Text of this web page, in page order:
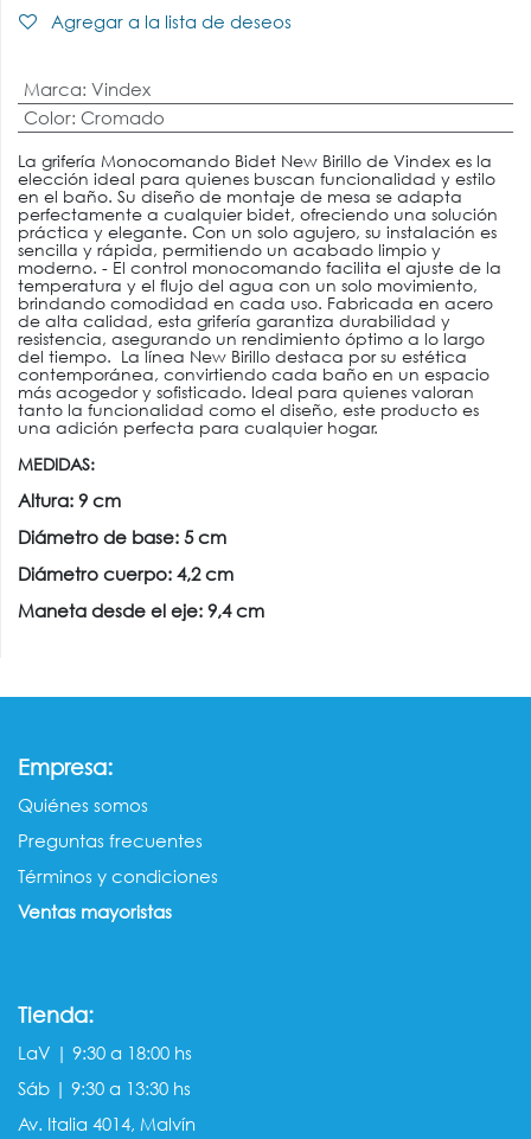
Agregar a la lista de deseos
Marca: Vindex
Color: Cromado
La grifería Monocomando Bidet New Birillo de Vindex es la
elección ideal para quienes buscan funcionalidad y estilo
en el baño. Su diseño de montaje de mesa se adapta
perfectamente a cualquier bidet, ofreciendo una solución
práctica y elegante. Con un solo agujero, su instalación es
sencilla y rápida, permitiendo un acabado limpio y
moderno. - El control monocomando facilita el ajuste de la
temperatura y el flujo del agua con un solo movimiento,
brindando comodidad en cada uso. Fabricada en acero
de alta calidad, esta grifería garantiza durabilidad y
resistencia, asegurando un rendimiento óptimo a lo largo
del tiempo. La línea New Birillo destaca por su estética
contemporánea, convirtiendo cada baño en un espacio
más acogedor y sofisticado. Ideal para quienes valoran
tanto la funcionalidad como el diseño, este producto es
una adición perfecta para cualquier hogar.
MEDIDAS:
Altura: 9 cm
Diámetro de base: 5 cm
Diámetro cuerpo: 4,2 cm
Maneta desde el eje: 9,4 cm
Empresa:
Quiénes somos​​
Preguntas frecuentes
Términos y condiciones
Ventas mayorista​s
Tienda:
LaV | 9:30 a 18:00 hs
Sáb | 9:30 a 13:30 hs
Av. Italia 4014, Malvín